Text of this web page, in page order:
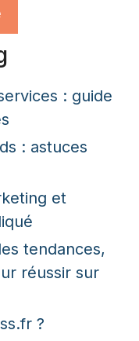
: guide
: astuces
et
tendances,
réussir sur
?